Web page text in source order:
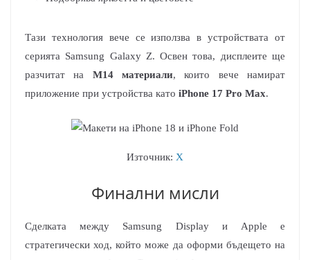
Тази технология вече се използва в устройствата от
серията Samsung Galaxy Z. Освен това, дисплеите ще
разчитат на M14 материали, които вече намират
приложение при устройства като iPhone 17 Pro Max.
Източник: X
Финални мисли
Сделката между Samsung Display и Apple е
стратегически ход, който може да оформи бъдещето на